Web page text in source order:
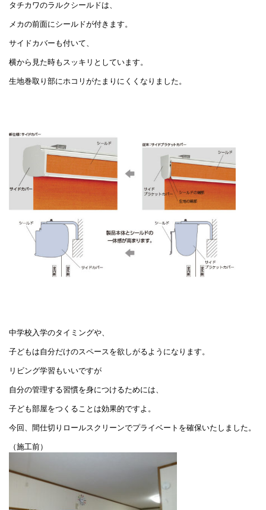
タチカワのラルクシールドは、
メカの前面にシールドが付きます。
サイドカバーも付いて、
横から見た時もスッキリとしています。
生地巻取り部にホコリがたまりにくくなりました。
中学校入学のタイミングや、
子どもは自分だけのスペースを欲しがるようになります。
リビング学習もいいですが
自分の管理する習慣を身につけるためには、
子ども部屋をつくることは効果的ですよ。
今回、間仕切りロールスクリーンでプライベートを確保いたしました。
（施工前）